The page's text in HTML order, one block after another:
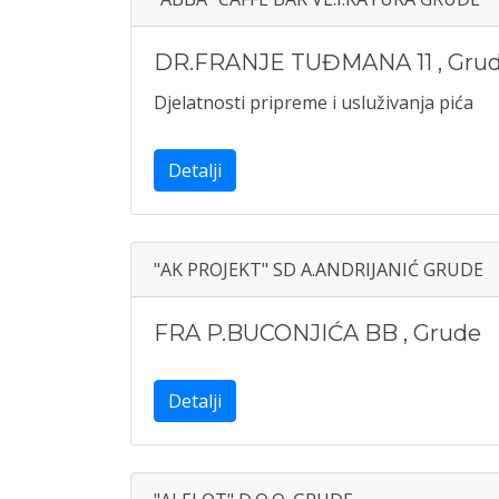
DR.FRANJE TUĐMANA 11 ,
Djelatnosti pripreme i usluživanja pića
Detalji
"AK PROJEKT" SD A.ANDRIJANIĆ GRUDE
FRA P.BUCONJIĆA BB , Grude
Detalji